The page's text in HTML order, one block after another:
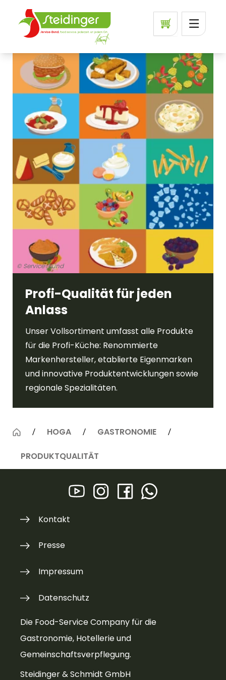
© Service-Bund
Profi-Qualität für jeden
Anlass
Unser Vollsortiment umfasst alle Produkte
für die Profi-Küche: Renommierte
Markenhersteller, etablierte Eigenmarken
und innovative Produktentwicklungen sowie
regionale Spezialitäten.
HOGA GASTRONOMIE
PRODUKTQUALITÄT
Die Food-Service Company für die
Gastronomie, Hotellerie und
Gemeinschaftsverpflegung.
Steidinger & Schmidt GmbH
Kontakt
Presse
Impressum
Datenschutz